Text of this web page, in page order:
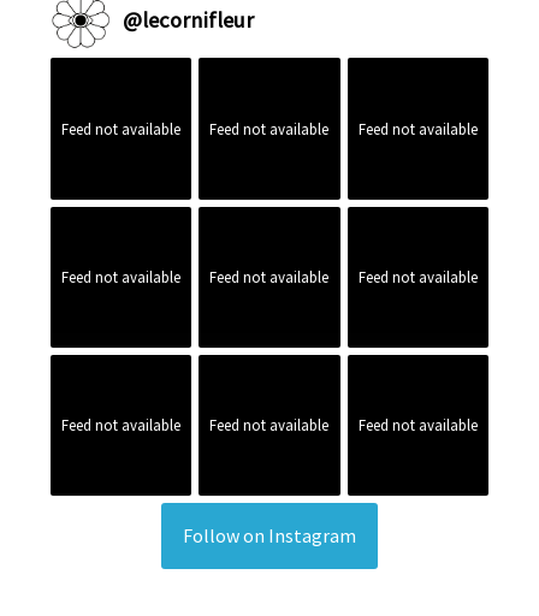
@lecornifleur
Feed not available Feed not available Feed not available
Feed not available Feed not available Feed not available
Feed not available Feed not available Feed not available
Follow on Instagram